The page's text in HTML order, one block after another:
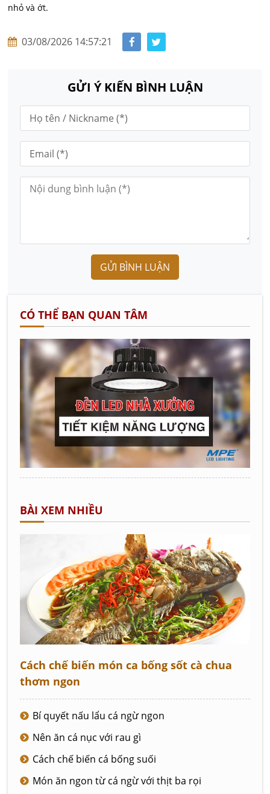
nhỏ và ớt.
03/08/2026 14:57:21
GỬI Ý KIẾN BÌNH LUẬN
GỬI BÌNH LUẬN
CÓ THỂ BẠN QUAN TÂM
BÀI XEM NHIỀU
Cách chế biến món ca bống sốt cà chua
thơm ngon
Bí quyết nấu lẩu cá ngừ ngon
Nên ăn cá nục với rau gì
Cách chế biến cá bống suối
Món ăn ngon từ cá ngừ với thịt ba rọi